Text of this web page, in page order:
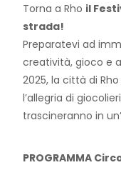
Torna a Rho il
strada!
Preparatevi ad
creatività, gioco e
2025, la città di
l’allegria di
trascineranno in
PROGRAMMA